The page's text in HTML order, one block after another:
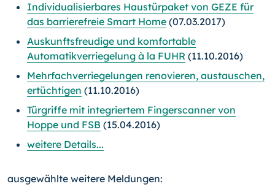
Individualisierbares Haustürpaket von GEZE für
das barrierefreie Smart Home (07.03.2017)
Auskunftsfreudige und komfortable
Automatikverriegelung à la FUHR (11.10.2016)
Mehrfachverriegelungen renovieren, austauschen,
ertüchtigen (11.10.2016)
Türgriffe mit integriertem Fingerscanner von
Hoppe und FSB (15.04.2016)
weitere Details...
ausgewählte weitere Meldungen: